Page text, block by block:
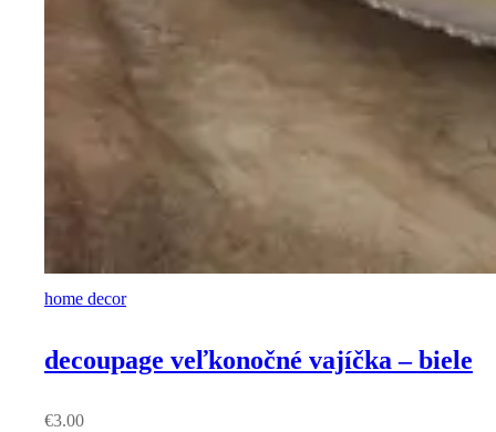
home decor
decoupage veľkonočné vajíčka – biele
€3.00